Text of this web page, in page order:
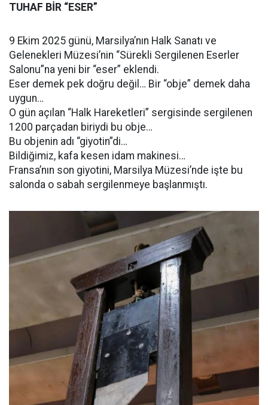
TUHAF BİR “ESER”
9 Ekim 2025 günü, Marsilya’nın Halk Sanatı ve
Gelenekleri Müzesi’nin “Sürekli Sergilenen Eserler
Salonu”na yeni bir “eser” eklendi.
Eser demek pek doğru değil… Bir “obje” demek daha
uygun…
O gün açılan “Halk Hareketleri” sergisinde sergilenen
1200 parçadan biriydi bu obje…
Bu objenin adı “giyotin”di…
Bildiğimiz, kafa kesen idam makinesi…
Fransa’nın son giyotini, Marsilya Müzesi’nde işte bu
salonda o sabah sergilenmeye başlanmıştı.